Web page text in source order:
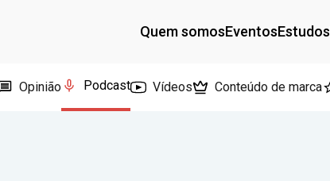
Quem somosEventosEstudos
Opinião Podcast Vídeos Conteúdo de marca